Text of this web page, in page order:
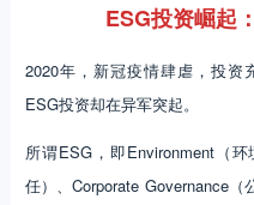
ESG投资崛起
2020年，新冠疫情肆虐，投资
ESG投资却在异军突起。
所谓ESG，即Environment（
任）、Corporate Governance